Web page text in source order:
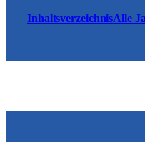
InhaltsverzeichnisAlle